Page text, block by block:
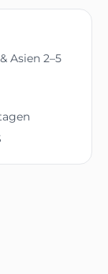
Asien 2–5